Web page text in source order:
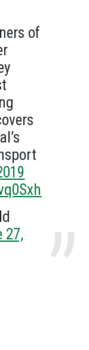
of
27,